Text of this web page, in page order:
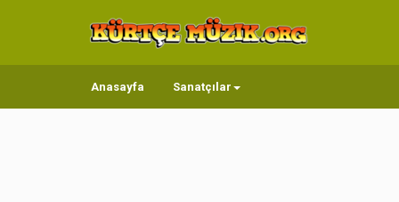
Anasayfa Sanatçılar